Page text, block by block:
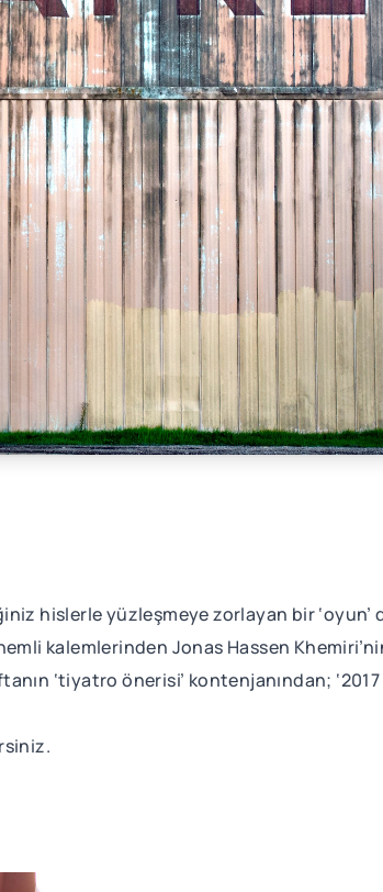
hislerle yüzleşmeye zorlayan bir ‘oyun’
kalemlerinden Jonas Hassen
‘tiyatro önerisi’ kontenjanından;